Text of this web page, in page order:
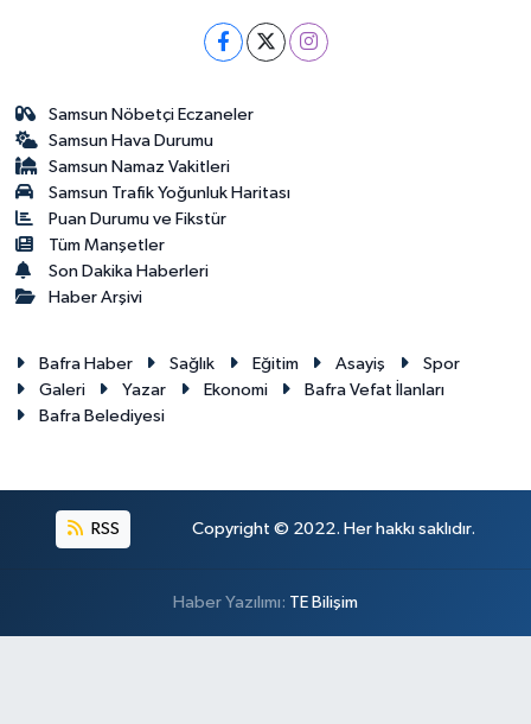
Samsun Nöbetçi Eczaneler
Samsun Hava Durumu
Samsun Namaz Vakitleri
Samsun Trafik Yoğunluk Haritası
Puan Durumu ve Fikstür
Tüm Manşetler
Son Dakika Haberleri
Haber Arşivi
Bafra Haber Sağlık Eğitim Asayiş
Spor
Galeri
Yazar Ekonomi
Bafra Vefat İlanları
Bafra Belediyesi
RSS Copyright © 2022. Her hakkı saklıdır.
Haber Yazılımı: TE Bilişim